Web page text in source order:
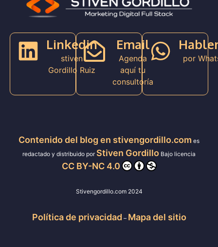
Linkedin
stiven
Gordillo Ruiz
Email
Agenda
aquí tu
consultoría
por
Contenido del blog en stivengordillo.com es
redactado y distribuido por Stiven Gordillo Bajo licencia
CC BY-NC 4.0
Stivengordillo.com 2024
Política de privacidad – Mapa del sitio